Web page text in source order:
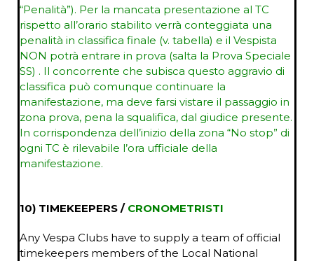
“Penalità”). Per la mancata presentazione al TC
rispetto all’orario stabilito verrà conteggiata una
penalità in classifica finale (v. tabella) e il Vespista
NON potrà entrare in prova (salta la Prova Speciale
SS) . Il concorrente che subisca questo aggravio di
classifica può comunque continuare la
manifestazione, ma deve farsi vistare il passaggio in
zona prova, pena la squalifica, dal giudice presente.
In corrispondenza dell’inizio della zona “No stop” di
ogni TC è rilevabile l’ora ufficiale della
manifestazione.
10) TIMEKEEPERS / CRONOMETRISTI
Any Vespa Clubs have to supply a team of official
timekeepers members of the Local National